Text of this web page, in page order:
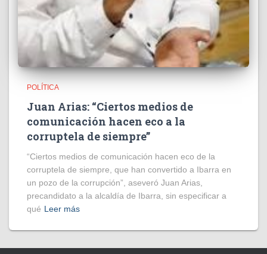
POLÍTICA
Juan Arias: “Ciertos medios de
comunicación hacen eco a la
corruptela de siempre”
“Ciertos medios de comunicación hacen eco de la
corruptela de siempre, que han convertido a Ibarra en
un pozo de la corrupción”, aseveró Juan Arias,
precandidato a la alcaldía de Ibarra, sin especificar a
qué Leer más